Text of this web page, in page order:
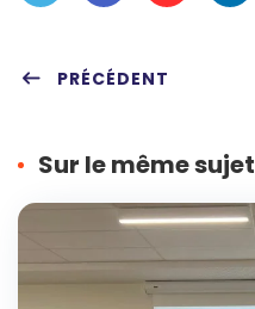
ter
ebo
eres
PRÉCÉDENT
Sur le même sujet